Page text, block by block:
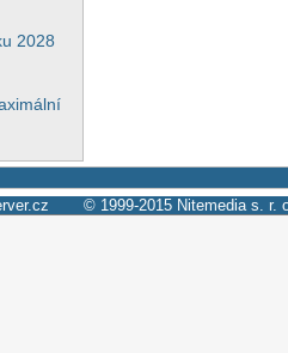
2028
© 1999-2015 Nitemedia s. r.